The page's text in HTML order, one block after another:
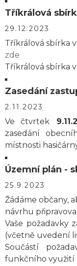
Tříkrálová
29.12.2023
Tříkrálová sbírka v
zde
Tříkrálová sbírka
Zasedání
2.11.2023
Ve čtvrtek
zasedání
místnosti
Územní plán -
25.9.2023
Žádáme občany,
návrhu
Vaše požadavky
(včetně uvedení
Součástí
funkčního využití